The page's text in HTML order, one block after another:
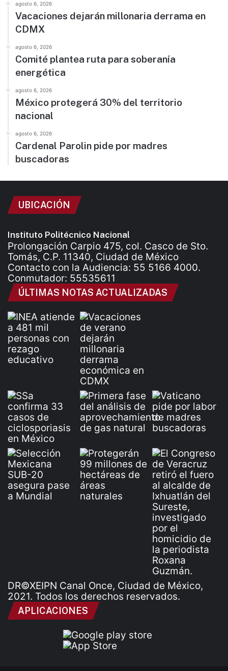
agosto 6, 2026
Vacaciones dejarán millonaria derrama en
CDMX
agosto 6, 2026
Comité plantea ruta para soberanía
energética
agosto 6, 2026
México protegerá 30% del territorio
nacional
agosto 6, 2026
Cardenal Parolin pide por madres
buscadoras
UBICACIÓN
Instituto Politécnico Nacional
Prolongación Carpio 475, col. Casco de Sto.
Tomás, C.P. 11340, Ciudad de México
Contacto con la Audiencia: 55 5166 4000.
Conmutador: 55535611
ÚLTIMAS NOTAS ACTUALIZADAS
DR©XEIPN Canal Once, Ciudad de México,
2021. Todos los derechos reservados.
APLICACIONES